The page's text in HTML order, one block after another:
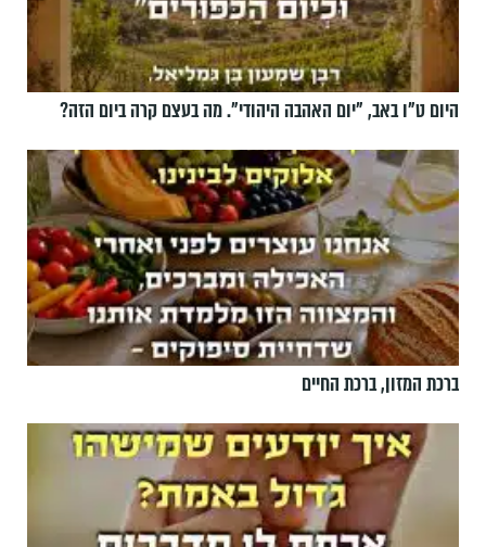
היום ט"ו באב, ”יום האהבה היהודי". מה בעצם קרה ביום הזה?
ברכת המזון, ברכת החיים